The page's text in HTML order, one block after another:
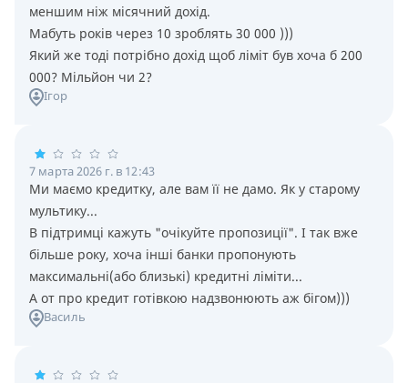
меншим нiж мiсячний дохiд.
Мабуть рокiв через 10 зроблять 30 000 )))
Який же тодi потрiбно дохiд щоб лiмiт був хоча б 200
000? Мiльйон чи 2?
Ігор
7 марта 2026 г. в 12:43
Ми маємо кредитку, але вам її не дамо. Як у старому
мультику...
В підтримці кажуть "очікуйте пропозиції". І так вже
більше року, хоча інші банки пропонують
максимальні(або близькі) кредитні ліміти...
А от про кредит готівкою надзвонюють аж бігом)))
Василь